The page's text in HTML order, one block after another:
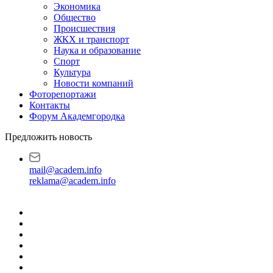
Экономика
Общество
Происшествия
ЖКХ и транспорт
Наука и образование
Спорт
Культура
Новости компаний
Фоторепортажи
Контакты
Форум Академгородка
Предложить новость
mail@academ.info
reklama@academ.info